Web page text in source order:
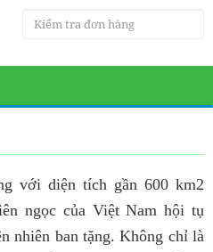
với diện tích gần 600 km2
ngọc của Việt Nam hội tụ
nhiên ban tặng. Không chỉ là